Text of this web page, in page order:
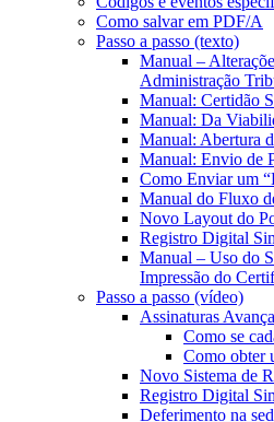
Como salvar em PDF/A
Passo a passo (texto)
Manual –
Administração
Manual: Certidão
Manual: Da
Manual: Abertura
Manual: Envio de
Como Enviar um
Manual do Fluxo
Novo Layout do
Registro Digital
Manual – Uso do
Impressão do
Passo a passo (vídeo)
Assinaturas
Como se
Como obter
Novo Sistema de
Registro Digital
Deferimento na